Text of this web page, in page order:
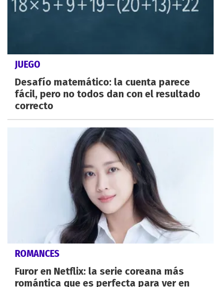
JUEGO
Desafío matemático: la cuenta parece
fácil, pero no todos dan con el resultado
correcto
ROMANCES
Furor en Netflix: la serie coreana más
romántica que es perfecta para ver en